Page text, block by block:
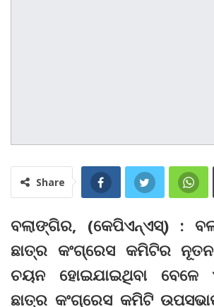
Share
ବଲାଙ୍ଗିର, (କେପିଏନ୍‌ଏସ୍‌) :
ଛାତ୍ର କଂଗ୍ରେସ କମିଟିର
ଚୟନ ହୋଇଯାଇଥିବା ବେଳେ
ଛାତ୍ର କଂଗ୍ରେସ କମିଟି